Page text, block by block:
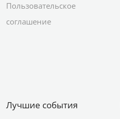
Пользовательское
соглашение
Лучшие события